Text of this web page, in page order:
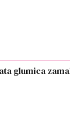
glumica